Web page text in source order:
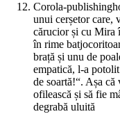
Corola-
unui cerșetor care,
cărucior și cu Mira
în rime
brață și unu de
empatică, l-a
de soartă!“. Așa că
ofilească și să fie
degrabă uluită